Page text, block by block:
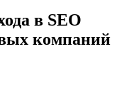
в SEO
компаний